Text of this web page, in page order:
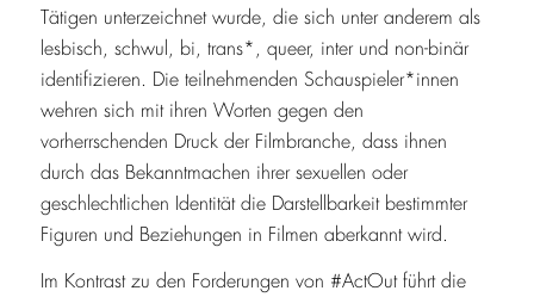
Tätigen unterzeichnet wurde, die sich unter anderem als
lesbisch, schwul, bi, trans*, queer, inter und non-binär
identifizieren. Die teilnehmenden Schauspieler*innen
wehren sich mit ihren Worten gegen den
vorherrschenden Druck der Filmbranche, dass ihnen
durch das Bekanntmachen ihrer sexuellen oder
geschlechtlichen Identität die Darstellbarkeit bestimmter
Figuren und Beziehungen in Filmen aberkannt wird.
Im Kontrast zu den Forderungen von #ActOut führt die